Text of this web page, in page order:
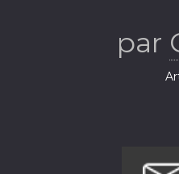
par